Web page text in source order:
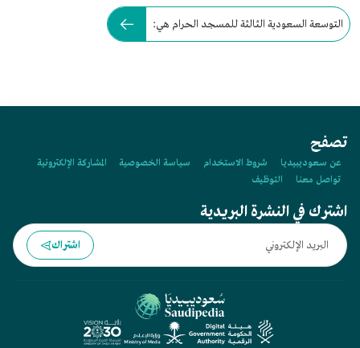
التوسعة السعودية الثالثة للمسجد الحرام هي:
تصفح
عن سعوديبيديا شروط الاستخدام سياسة الخصوصية
المشاركة الإلكترونية
تواصل معنا
التوظيف
اشترك في النشرة البريدية
اشتراك